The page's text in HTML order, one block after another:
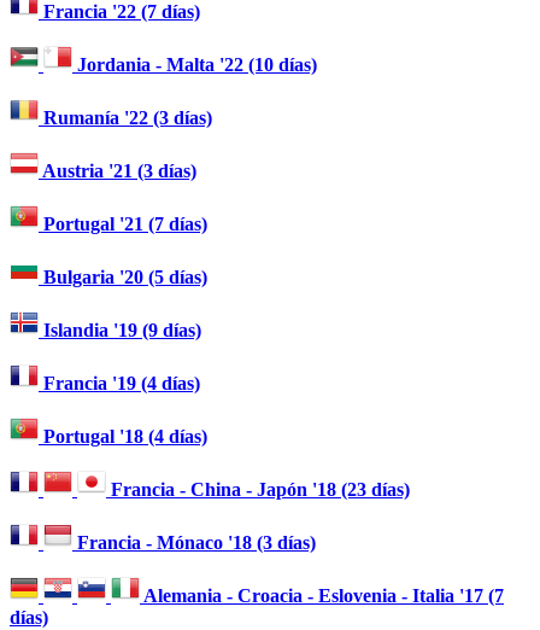
Francia '22 (7 días)
Jordania - Malta '22 (10 días)
Rumanía '22 (3 días)
Austria '21 (3 días)
Portugal '21 (7 días)
Bulgaria '20 (5 días)
Islandia '19 (9 días)
Francia '19 (4 días)
Portugal '18 (4 días)
Francia - China - Japón '18 (23 días)
Francia - Mónaco '18 (3 días)
Alemania - Croacia - Eslovenia - Italia '17 (7
días)